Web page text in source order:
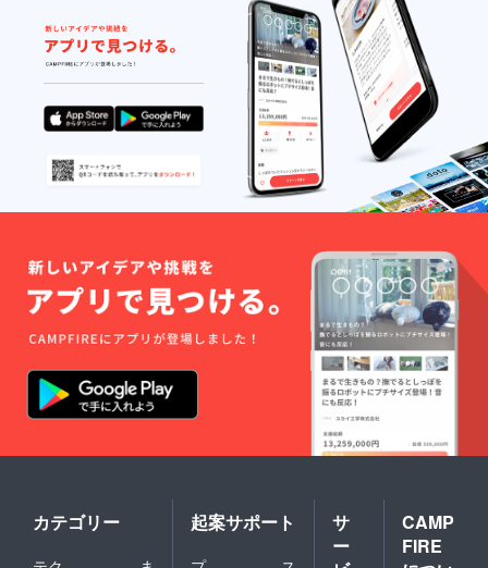
カテゴリー 起案サポート
サ
ー
CAMP
FIRE